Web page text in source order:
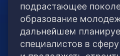
подрастающее
образование
дальнейшем
специалистов в